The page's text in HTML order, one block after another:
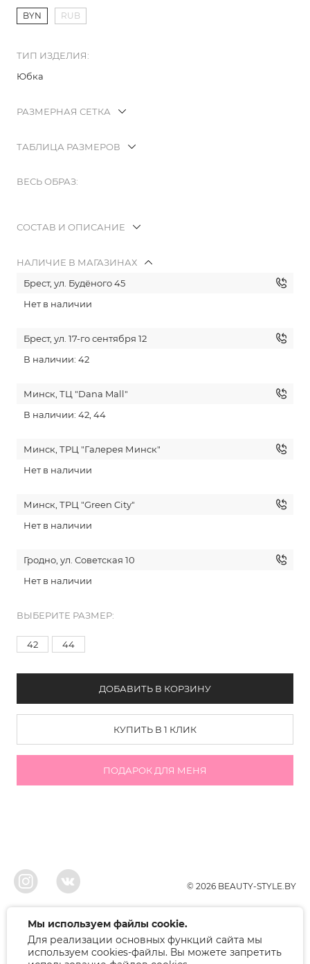
BYN RUB
ТИП ИЗДЕЛИЯ:
Юбка
РАЗМЕРНАЯ СЕТКА
ТАБЛИЦА РАЗМЕРОВ
ВЕСЬ ОБРАЗ:
СОСТАВ И ОПИСАНИЕ
НАЛИЧИЕ В МАГАЗИНАХ
Брест, ул. Будёного 45
Нет в наличии
Брест, ул. 17-го сентября 12
В наличии: 42
Минск, ТЦ "Dana Mall"
В наличии: 42, 44
Минск, ТРЦ "Галерея Минск"
Нет в наличии
Минск, ТРЦ "Green City"
Нет в наличии
Гродно, ул. Советская 10
Нет в наличии
ВЫБЕРИТЕ РАЗМЕР:
42 44
ДОБАВИТЬ В КОРЗИНУ
КУПИТЬ В 1 КЛИК
ПОДАРОК ДЛЯ МЕНЯ
© 2026 BEAUTY-STYLE.BY
ООО"БЬЮТИ", УНП 291022671, Свидельство о регистрации 05.10.2010
Брестским районым исполнительным комитетом. Регистрация в торговом
реестре 12.01.2018, номер 402445.
Беларусь, Брест, ул. Лейтенанта Рябцева 75
Режим работы: 9.00-17.00. Контакт: +375 (33) 379-10-80
Мы используем файлы cookie.
Для реализации основных функций сайта мы
используем cookies-файлы. Вы можете запретить